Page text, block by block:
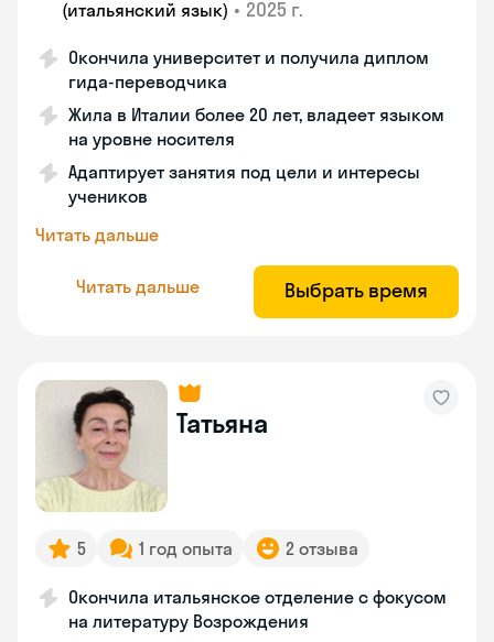
(итальянский язык) • 2025 г.
Окончила университет и получила диплом
гида-переводчика
Жила в Италии более 20 лет, владеет языком
на уровне носителя
Адаптирует занятия под цели и интересы
учеников
Читать дальше
Читать дальше Выбрать время
Татьяна
5 1 год опыта 2 отзыва
Окончила итальянское отделение с фокусом
на литературу Возрождения